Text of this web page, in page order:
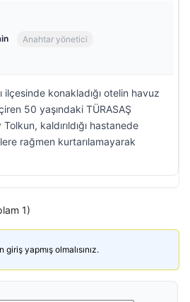
Anahtar yönetici
ilçesinde konakladığı otelin havuz
50 yaşındaki TÜRASAŞ
kaldırıldığı hastanede
rağmen kurtarılamayarak
1)
yapmış olmalısınız.